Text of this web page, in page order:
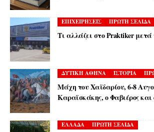
ΕΠΙΧΕΙΡΗΣΕΙΣ ΠΡΩΤΗ ΣΕΛΙΔΑ
Τι αλλάζει στο Praktiker
ΔΥΤΙΚΗ ΑΘΗΝΑ ΙΣΤΟΡΙΑ
Μάχη του Χαϊδαρίου, 6-8
Καραϊσκάκης, ο Φαβιέρος και
ΕΛΛΑΔΑ ΠΡΩΤΗ ΣΕΛΙΔΑ